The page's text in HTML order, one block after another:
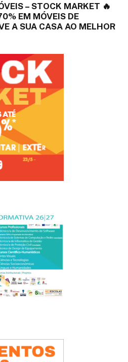
– STOCK MARKET 🔥
EM MÓVEIS DE
A SUA CASA AO MELHOR